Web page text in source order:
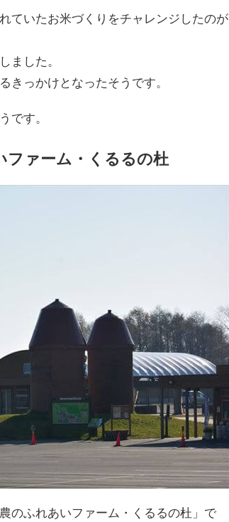
ていたお米づくりをチャレンジしたのが
ました。
きっかけとなったそうです。
です。
ァーム・くるるの杜
のふれあいファーム・くるるの杜」で